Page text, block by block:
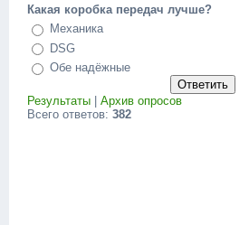
Какая коробка передач лучше?
Механика
DSG
Обе надёжные
Результаты | Архив опросов
Всего ответов: 382